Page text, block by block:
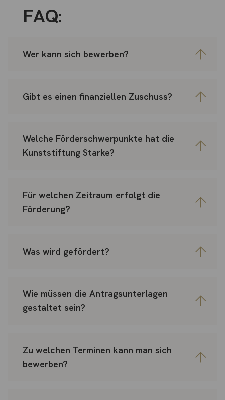
FAQ:
Wer kann sich bewerben?
Gibt es einen finanziellen Zuschuss?
Welche Förderschwerpunkte hat die
Kunststiftung Starke?
Für welchen Zeitraum erfolgt die
Förderung?
Was wird gefördert?
Wie müssen die Antragsunterlagen
gestaltet sein?
Zu welchen Terminen kann man sich
bewerben?